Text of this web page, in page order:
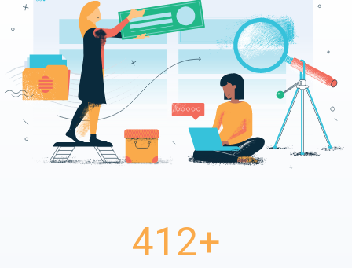
412+